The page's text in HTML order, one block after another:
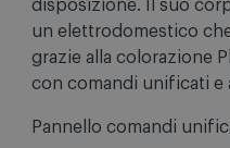
disposizione. Il suo
un elettrodomestico
grazie alla colorazione
con comandi unificati e
Pannello comandi